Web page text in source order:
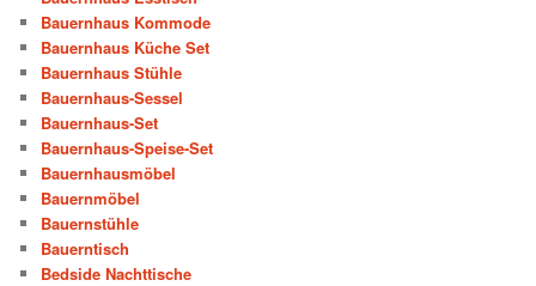
Bauernhaus Kommode
Bauernhaus Küche Set
Bauernhaus Stühle
Bauernhaus-Sessel
Bauernhaus-Set
Bauernhaus-Speise-Set
Bauernhausmöbel
Bauernmöbel
Bauernstühle
Bauerntisch
Bedside Nachttische